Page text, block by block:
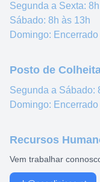
Segunda a Sexta:
Sábado: 8h às 13h
Domingo: Encerrado
Posto de
Segunda a Sábado:
Domingo: Encerrado
Recursos
Vem trabalhar